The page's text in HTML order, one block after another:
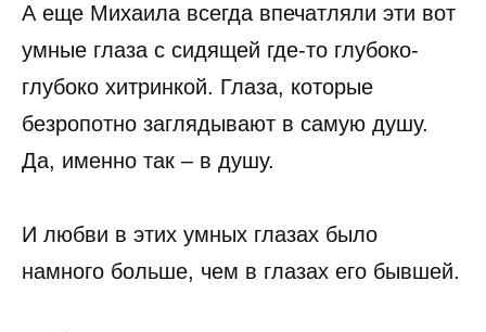
А еще Михаила всегда впечатляли эти вот
умные глаза с сидящей где-то глубоко-
глубоко хитринкой. Глаза, которые
безропотно заглядывают в самую душу.
Да, именно так – в душу.
И любви в этих умных глазах было
намного больше, чем в глазах его бывшей.